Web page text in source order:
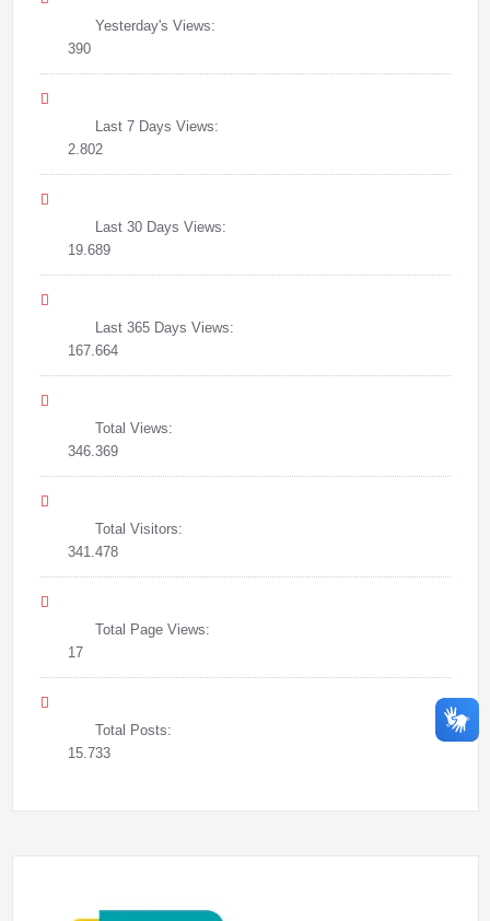
Yesterday's Views:
390
Last 7 Days Views:
2.802
Last 30 Days Views:
19.689
Last 365 Days Views:
167.664
Total Views:
346.369
Total Visitors:
341.478
Total Page Views:
17
Total Posts:
15.733